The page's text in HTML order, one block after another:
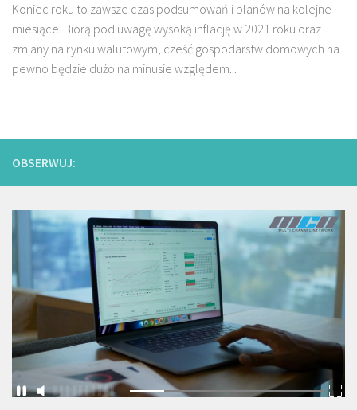
Koniec roku to zawsze czas podsumowań i planów na kolejne
miesiące. Biorą pod uwagę wysoką inflację w 2021 roku oraz
zmiany na rynku walutowym, cześć gospodarstw domowych na
pewno będzie dużo na minusie względem...
OBSERWUJ: